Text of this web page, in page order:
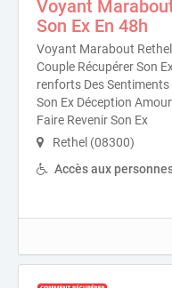
Voyant
Son Ex En 48h
Voyant Marabout
Couple Récupérer Son
renforts Des
Son Ex Déception
Faire Revenir Son Ex
Rethel (08300)
Accès aux